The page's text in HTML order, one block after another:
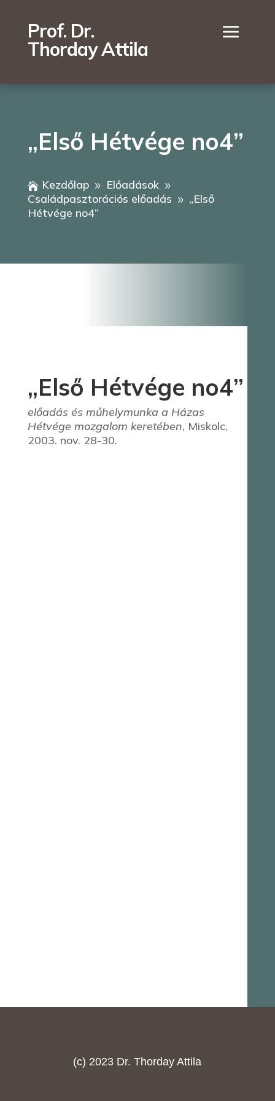
Prof. Dr.
Thorday Attila
„Első Hétvége no4”
 Kezdőlap 9 Előadások 9
Családpasztorációs előadás 9 „Első
Hétvége no4”
„Első Hétvége no4”
előadás és műhelymunka a Házas
Hétvége mozgalom keretében, Miskolc,
2003. nov. 28-30.
(c) 2023 Dr. Thorday Attila